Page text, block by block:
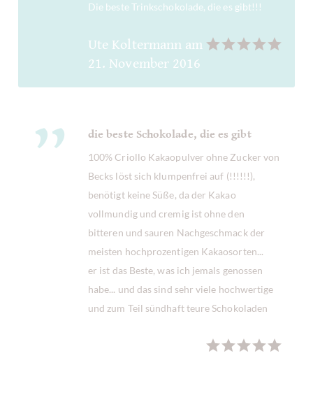
Die beste Trinkschokolade, die es gibt!!!
Ute Koltermann am
21. November 2016
die beste Schokolade, die es gibt
100% Criollo Kakaopulver ohne Zucker von
Becks löst sich klumpenfrei auf (!!!!!!),
benötigt keine Süße, da der Kakao
vollmundig und cremig ist ohne den
bitteren und sauren Nachgeschmack der
meisten hochprozentigen Kakaosorten...
er ist das Beste, was ich jemals genossen
habe... und das sind sehr viele hochwertige
und zum Teil sündhaft teure Schokoladen